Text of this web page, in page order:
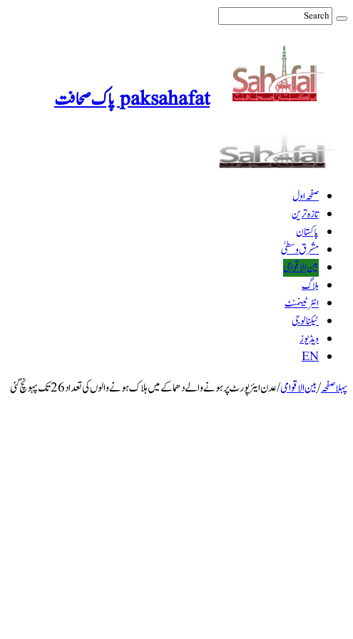
paksahafat پاک صحافت
صفحہ اول
تازہ ترین
پاکستان
مشرق وسطیٰ
بین الاقوامی
بلاگ
انٹرٹینمنٹ
ٹیکنالوجی
ویڈیوز
EN
پہلا صفحہ/بین الاقوامی/عدن ایئرپورٹ پر ہونے والے دھماکے میں ہلاک ہونے والوں کی تعداد 26 تک پہونچ گئی